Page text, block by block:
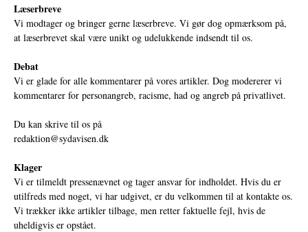
Læserbreve
Vi modtager og bringer gerne læserbreve. Vi gør dog opmærksom på,
at læserbrevet skal være unikt og udelukkende indsendt til os.
Debat
Vi er glade for alle kommentarer på vores artikler. Dog modererer vi
kommentarer for personangreb, racisme, had og angreb på privatlivet.
Du kan skrive til os på
redaktion@sydavisen.dk
Klager
Vi er tilmeldt pressenævnet og tager ansvar for indholdet. Hvis du er
utilfreds med noget, vi har udgivet, er du velkommen til at kontakte os.
Vi trækker ikke artikler tilbage, men retter faktuelle fejl, hvis de
uheldigvis er opstået.